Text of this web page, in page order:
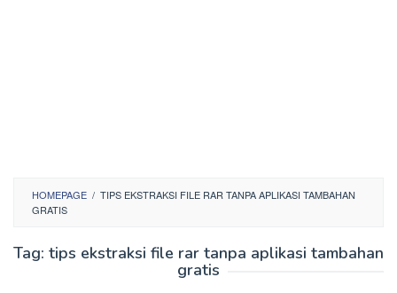
HOMEPAGE / TIPS EKSTRAKSI FILE RAR TANPA APLIKASI TAMBAHAN
GRATIS
Tag: tips ekstraksi file rar tanpa aplikasi tambahan
gratis